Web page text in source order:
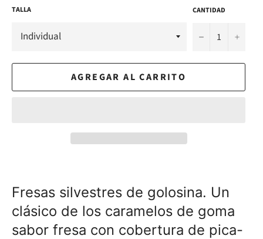
TALLA CANTIDAD
− +
AGREGAR AL CARRITO
Fresas silvestres de golosina. Un
clásico de los caramelos de goma
sabor fresa con cobertura de pica-